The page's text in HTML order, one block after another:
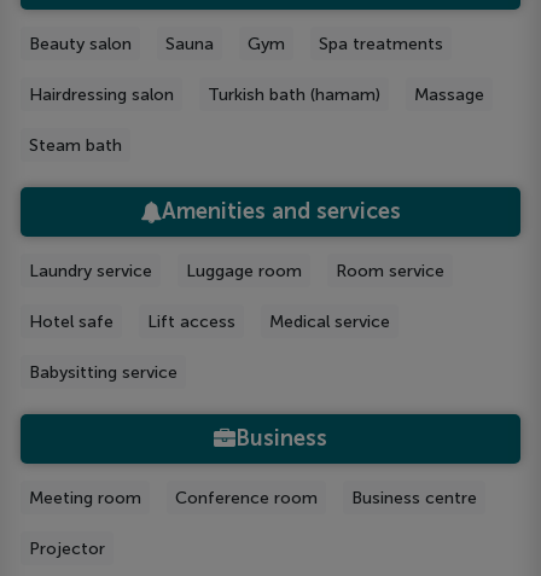
Beauty salon Sauna Gym Spa treatments
Hairdressing salon Turkish bath (hamam) Massage
Steam bath
Amenities and services
Laundry service Luggage room Room service
Hotel safe Lift access Medical service
Babysitting service
Business
Meeting room Conference room Business centre
Projector